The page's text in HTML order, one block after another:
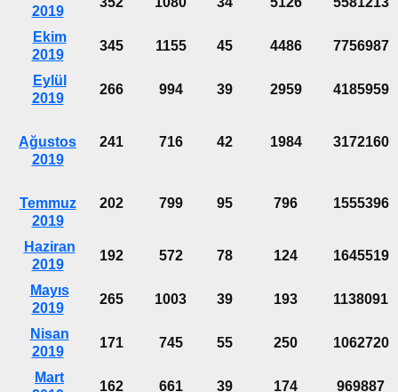
2019
Ekim
2019
345 1155 45 4486 7756987
Eylül
2019
266 994 39 2959 4185959
Ağustos
2019
241 716 42 1984 3172160
Temmuz
2019
202 799 95 796 1555396
Haziran
2019
192 572 78 124 1645519
Mayıs
2019
265 1003 39 193 1138091
Nisan
2019
171 745 55 250 1062720
Mart
162 661 39 174 969887